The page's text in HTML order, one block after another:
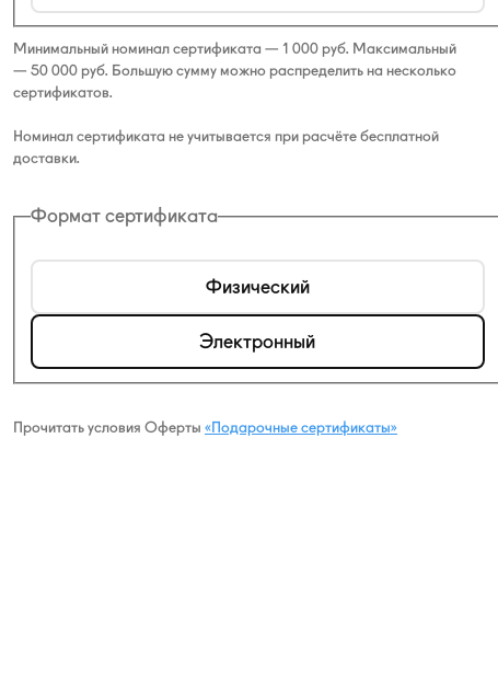
Минимальный номинал сертификата — 1 000 руб. Максимальный
— 50 000 руб. Большую сумму можно распределить на несколько
сертификатов.
Номинал сертификата не учитывается при расчёте бесплатной
доставки.
Формат сертификата
Физический
Электронный
Прочитать условия Оферты «Подарочные сертификаты»